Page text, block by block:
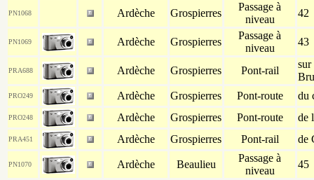
PN1068 Ardèche Grospierres
Passage à
niveau
42
PN1069 Ardèche Grospierres
Passage à
niveau
43
PRA688 Ardèche Grospierres Pont-rail
sur
PRO249 Ardèche Grospierres Pont-route du
PRO248 Ardèche Grospierres Pont-route de
PRA451 Ardèche Grospierres Pont-rail de
PN1070 Ardèche Beaulieu
Passage à
niveau
45